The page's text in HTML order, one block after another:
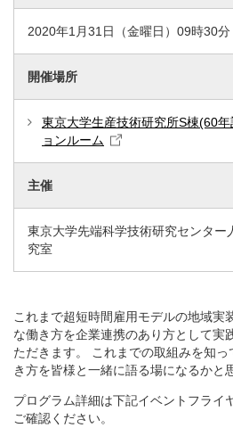
2020年1月31日（金曜日）09時30
開催場所
東京大学生産技術研究所S棟(60
ョンルーム
主催
東京大学先端科学技術研究センター
究室
これまで超短時間雇用モデルの地域実
な働き方を企業連携のあり方として実
ただきます。 これまでの取組みを知
き方を皆様と一緒に語る場になるかと
プログラム詳細は下記イベントフライ
ご確認ください。